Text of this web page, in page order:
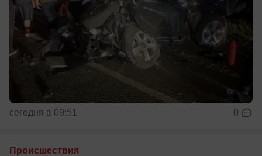
сегодня в 09:51 0
Происшествия